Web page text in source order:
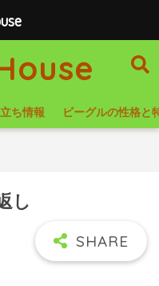
ち情報 ビーグルの性格と
し